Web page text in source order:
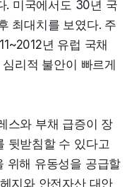
. 미국에서도 30년 국
최대치를 보였다. 주
년 유럽 국채
리적 불안이 빠르게
스와 부채 급증이 장
뒷받침할 수 있다고
위해 유동성을 공급할
지와 안전자산 대안